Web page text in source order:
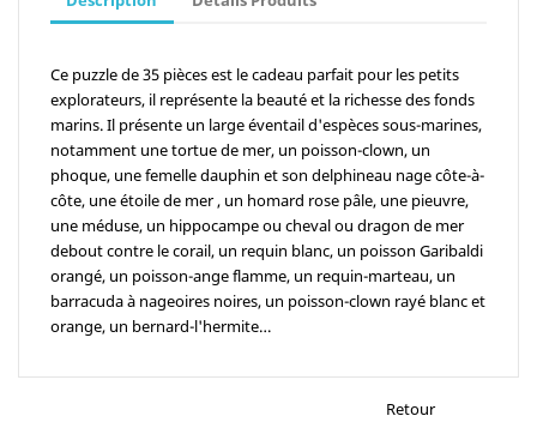
Ce puzzle de 35 pièces est le cadeau parfait pour les petits
explorateurs, il représente la beauté et la richesse des fonds
marins. Il présente un large éventail d'espèces sous-marines,
notamment une tortue de mer, un poisson-clown, un
phoque, une femelle dauphin et son delphineau nage côte-à-
côte, une étoile de mer , un homard rose pâle, une pieuvre,
une méduse, un hippocampe ou cheval ou dragon de mer
debout contre le corail, un requin blanc, un poisson Garibaldi
orangé, un poisson-ange flamme, un requin-marteau, un
barracuda à nageoires noires, un poisson-clown rayé blanc et
orange, un bernard-l'hermite…
Retour